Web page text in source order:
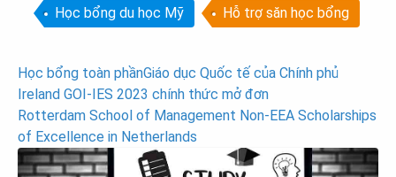
Học bổng du học Mỹ Hỗ trợ săn học bổng
Post
navigation
Học bổng toàn phầnGiáo dục Quốc tế của Chính phủ
Ireland GOI-IES 2023 chính thức mở đơn
Rotterdam School of Management Non-EEA Scholarships
of Excellence in Netherlands